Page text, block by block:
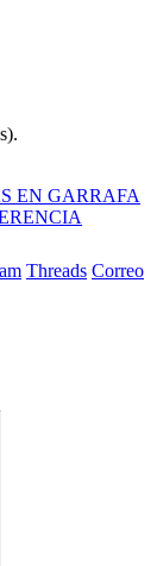
EN GARRAFA
Threads Correo